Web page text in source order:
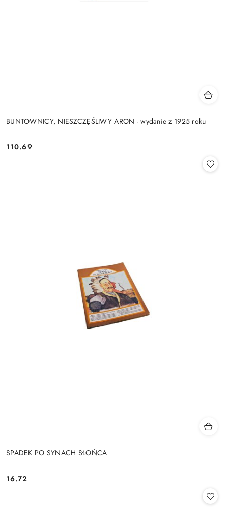
BUNTOWNICY, NIESZCZĘŚLIWY ARON - wydanie z 1925 roku
Cena:
110.69
SPADEK PO SYNACH SŁOŃCA
Cena:
16.72